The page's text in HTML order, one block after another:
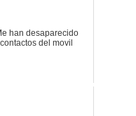
han desaparecido
contactos del movil